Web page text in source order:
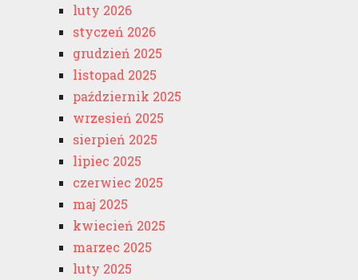
luty 2026
styczeń 2026
grudzień 2025
listopad 2025
październik 2025
wrzesień 2025
sierpień 2025
lipiec 2025
czerwiec 2025
maj 2025
kwiecień 2025
marzec 2025
luty 2025